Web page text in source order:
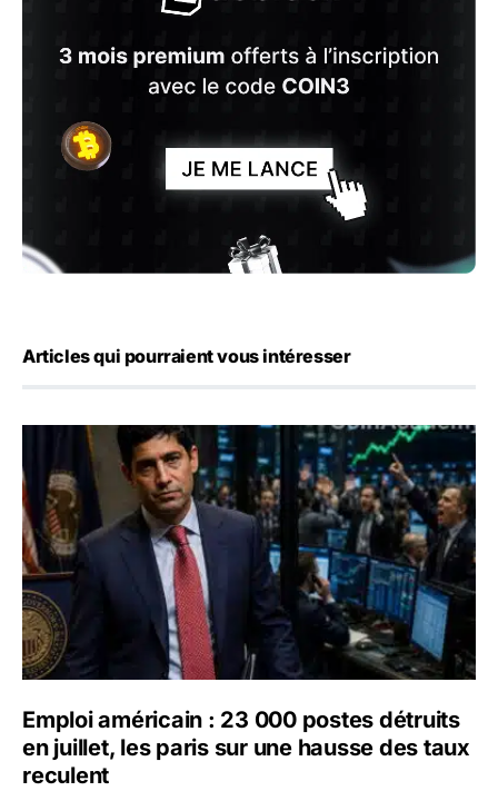
Articles qui pourraient vous intéresser
Emploi américain : 23 000 postes détruits en juillet, les
Emploi américain : 23 000 postes détruits
en juillet, les paris sur une hausse des taux
reculent